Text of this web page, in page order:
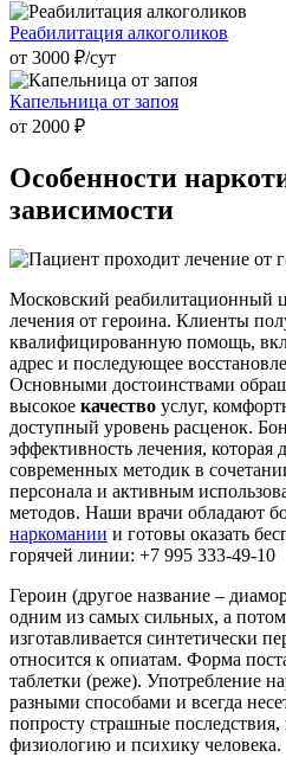
Реабилитация алкоголиков
от 3000 ₽/cут
Капельница от запоя
от 2000 ₽
Особенности
зависимости
Московский реабилитационный
лечения от героина. Клиенты
квалифицированную помощь,
адрес и последующее
Основными достоинствами
высокое качество услуг,
доступный уровень расценок.
эффективность лечения, которая
современных методик в
персонала и активным
методов. Наши врачи обладают
наркомании и готовы оказать
горячей линии: +7 995 333-49-10
Героин (другое название –
одним из самых сильных, а
изготавливается синтетически
относится к опиатам. Форма
таблетки (реже). Употребление
разными способами и всегда
попросту страшные последствия,
физиологию и психику человека.